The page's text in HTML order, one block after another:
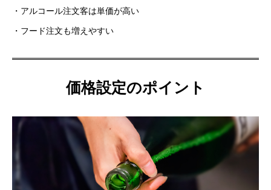
・アルコール注文客は単価が高い
・フード注文も増えやすい
価格設定のポイント